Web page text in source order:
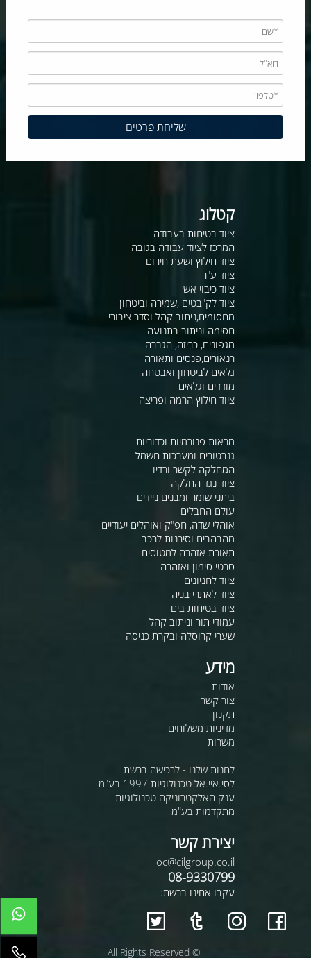
קטלוג
ציוד בטיחות בעבודה
המרכז לציוד עבודה בגובה
ציוד חילוץ ושעת חירום
ציוד ע"ר
ציוד כיבוי אש
ציוד לק"בטים ,שמירה וביטחון
מחסומים,ניתוב קהל וסדר ציבורי
חסימה וניתוב בתנועה
מגפונים, כריזה, הגברה
רנאורים,פנסים ותאורה
גלאים לביטחון ואבטחה
מודדים וגלאים
ציוד חילוץ הרמה ופריצה
מראות פנורמיות וכדוריות
גנרטורים ומערכות חשמל
המחלקה לקשר ורדיו
ציוד נגד החלקה
ביתני שומר ומבנים ניידים
עולם החבלים
אוהלי שדה, חפ"ק ואוהלים יעודיים
מהבהבים וסירנות לרכב
תאורת אזהרה למטוסים
סרטי סימון ואזהרה
ציוד לחניונים
ציוד לאתרי בניה
ציוד בטיחות בים
עמודי תור וניתוב קהל
שערי קרוסלה ובקרת כניסה
מידע
אודות
צור קשר
תקנון
מדיניות משלוחים
משרות
לחנות שלנו - לרכישה ברשת
לסי.איי.אל טכנולוגיות 1997 בע"מ
ענק האלקטרוניקה טכנולוגיות
מתקדמות בע"מ
יצירת קשר
oc@cilgroup.co.il
08-9330799
עקבו אחינו ברשת:
© All Rights Reserved